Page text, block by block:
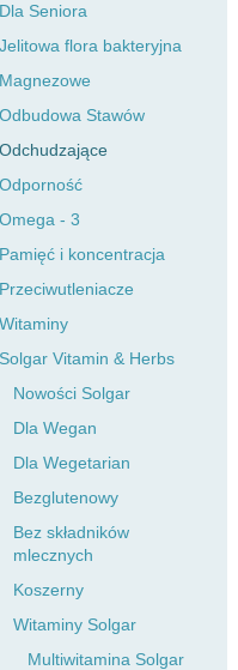
Dla Seniora
Jelitowa flora bakteryjna
Magnezowe
Odbudowa Stawów
Odchudzające
Odporność
Omega - 3
Pamięć i koncentracja
Przeciwutleniacze
Witaminy
Solgar Vitamin & Herbs
Nowości Solgar
Dla Wegan
Dla Wegetarian
Bezglutenowy
Bez składników
mlecznych
Koszerny
Witaminy Solgar
Multiwitamina Solgar